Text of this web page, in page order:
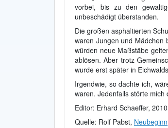
vorbei, bis zu den
unbeschädigt überstanden.
Die großen asphaltierten
waren Jungen und Mädchen
würden neue Maßstäbe
ablösen. Aber trotz
wurde erst später in
Irgendwie, so dachte ich,
waren. Jedenfalls störte
Editor: Erhard Schaeffer, 2010
Quelle: Rolf Pabst, Neubeginn